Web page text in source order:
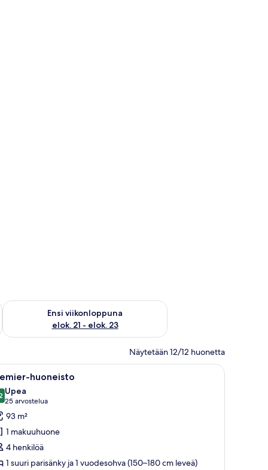
14 - elok. 16
Ensi viikonloppuna
elok. 21 - elok. 23
Tarkista ensi viikonlopun saatavuus elok. 21 - elok. 23
Näytetään 12/12 huonetta
sohva.
ja palmuja, ja jonka ympärillä on parvekkeilla varustettu rakennus.
Hotelli, jossa on uima-allas, ja sen ympärillä
18 huoneisto
kautta 10
Upea
25 arvostelua
(25
arvostelua)
93 m²
1 makuuhuone
4 henkilöä
1 suuri parisänky ja 1 vuodesohva (150–180 cm leveä)